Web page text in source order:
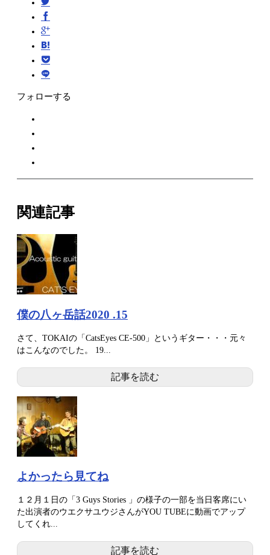
フォローする
関連記事
僕の八ヶ岳話2020 .15
さて、TOKAIの「CatsEyes CE-500」というギター・・・元々
はこんなのでした。 19...
記事を読む
よかったら見てね
１２月１日の「3 Guys Stories 」の様子の一部を当日客席にい
た出演者のウエクサユウジさんがYOU TUBEに動画でアップ
してくれ...
記事を読む